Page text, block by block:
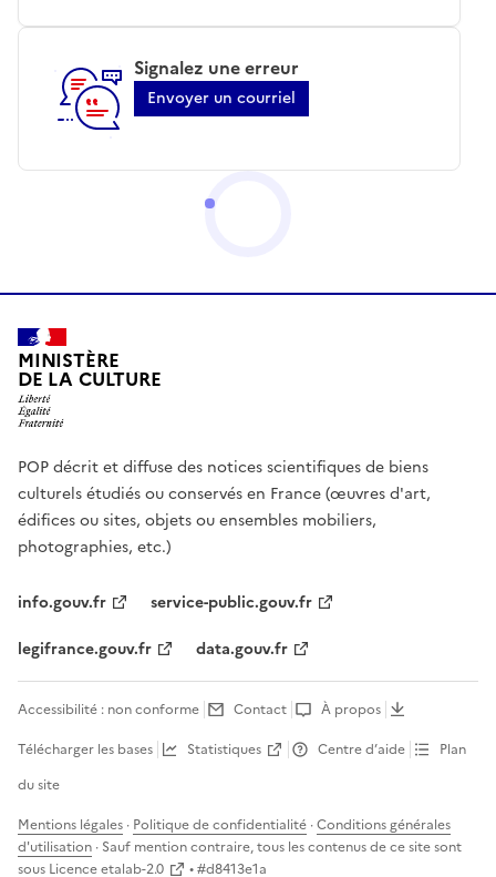
Signalez une erreur
Envoyer un courriel
MINISTÈRE
DE LA CULTURE
POP décrit et diffuse des notices scientifiques de biens
culturels étudiés ou conservés en France (œuvres d'art,
édifices ou sites, objets ou ensembles mobiliers,
photographies, etc.)
info.gouv.fr
service-public.gouv.fr
legifrance.gouv.fr
data.gouv.fr
Accessibilité : non conforme Contact
À propos
Télécharger les bases
Statistiques Centre d’aide
Plan
du site
Mentions légales · Politique de confidentialité ·Conditions générales
d'utilisation · Sauf mention contraire, tous les contenus de ce site sont
sous Licence etalab-2.0 • #d8413e1a